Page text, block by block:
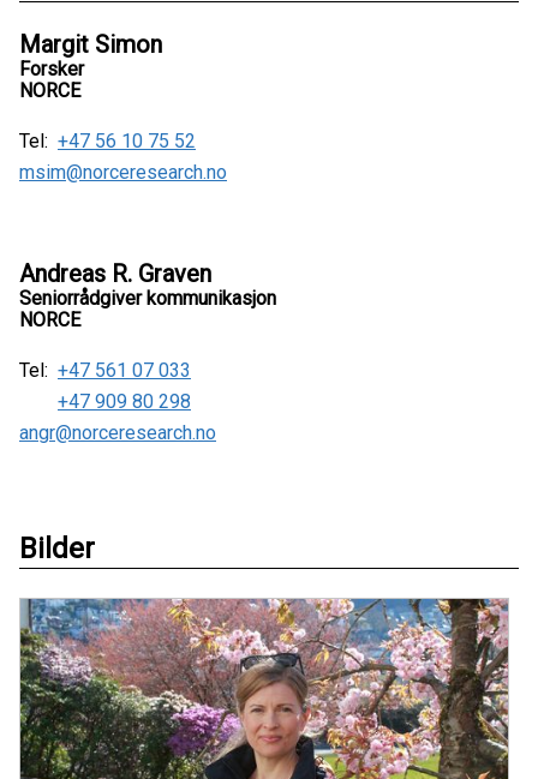
Margit Simon
Forsker
NORCE
Tel: +47 56 10 75 52
msim@norceresearch.no
Andreas R. Graven
Seniorrådgiver kommunikasjon
NORCE
Tel: +47 561 07 033
+47 909 80 298
angr@norceresearch.no
Bilder